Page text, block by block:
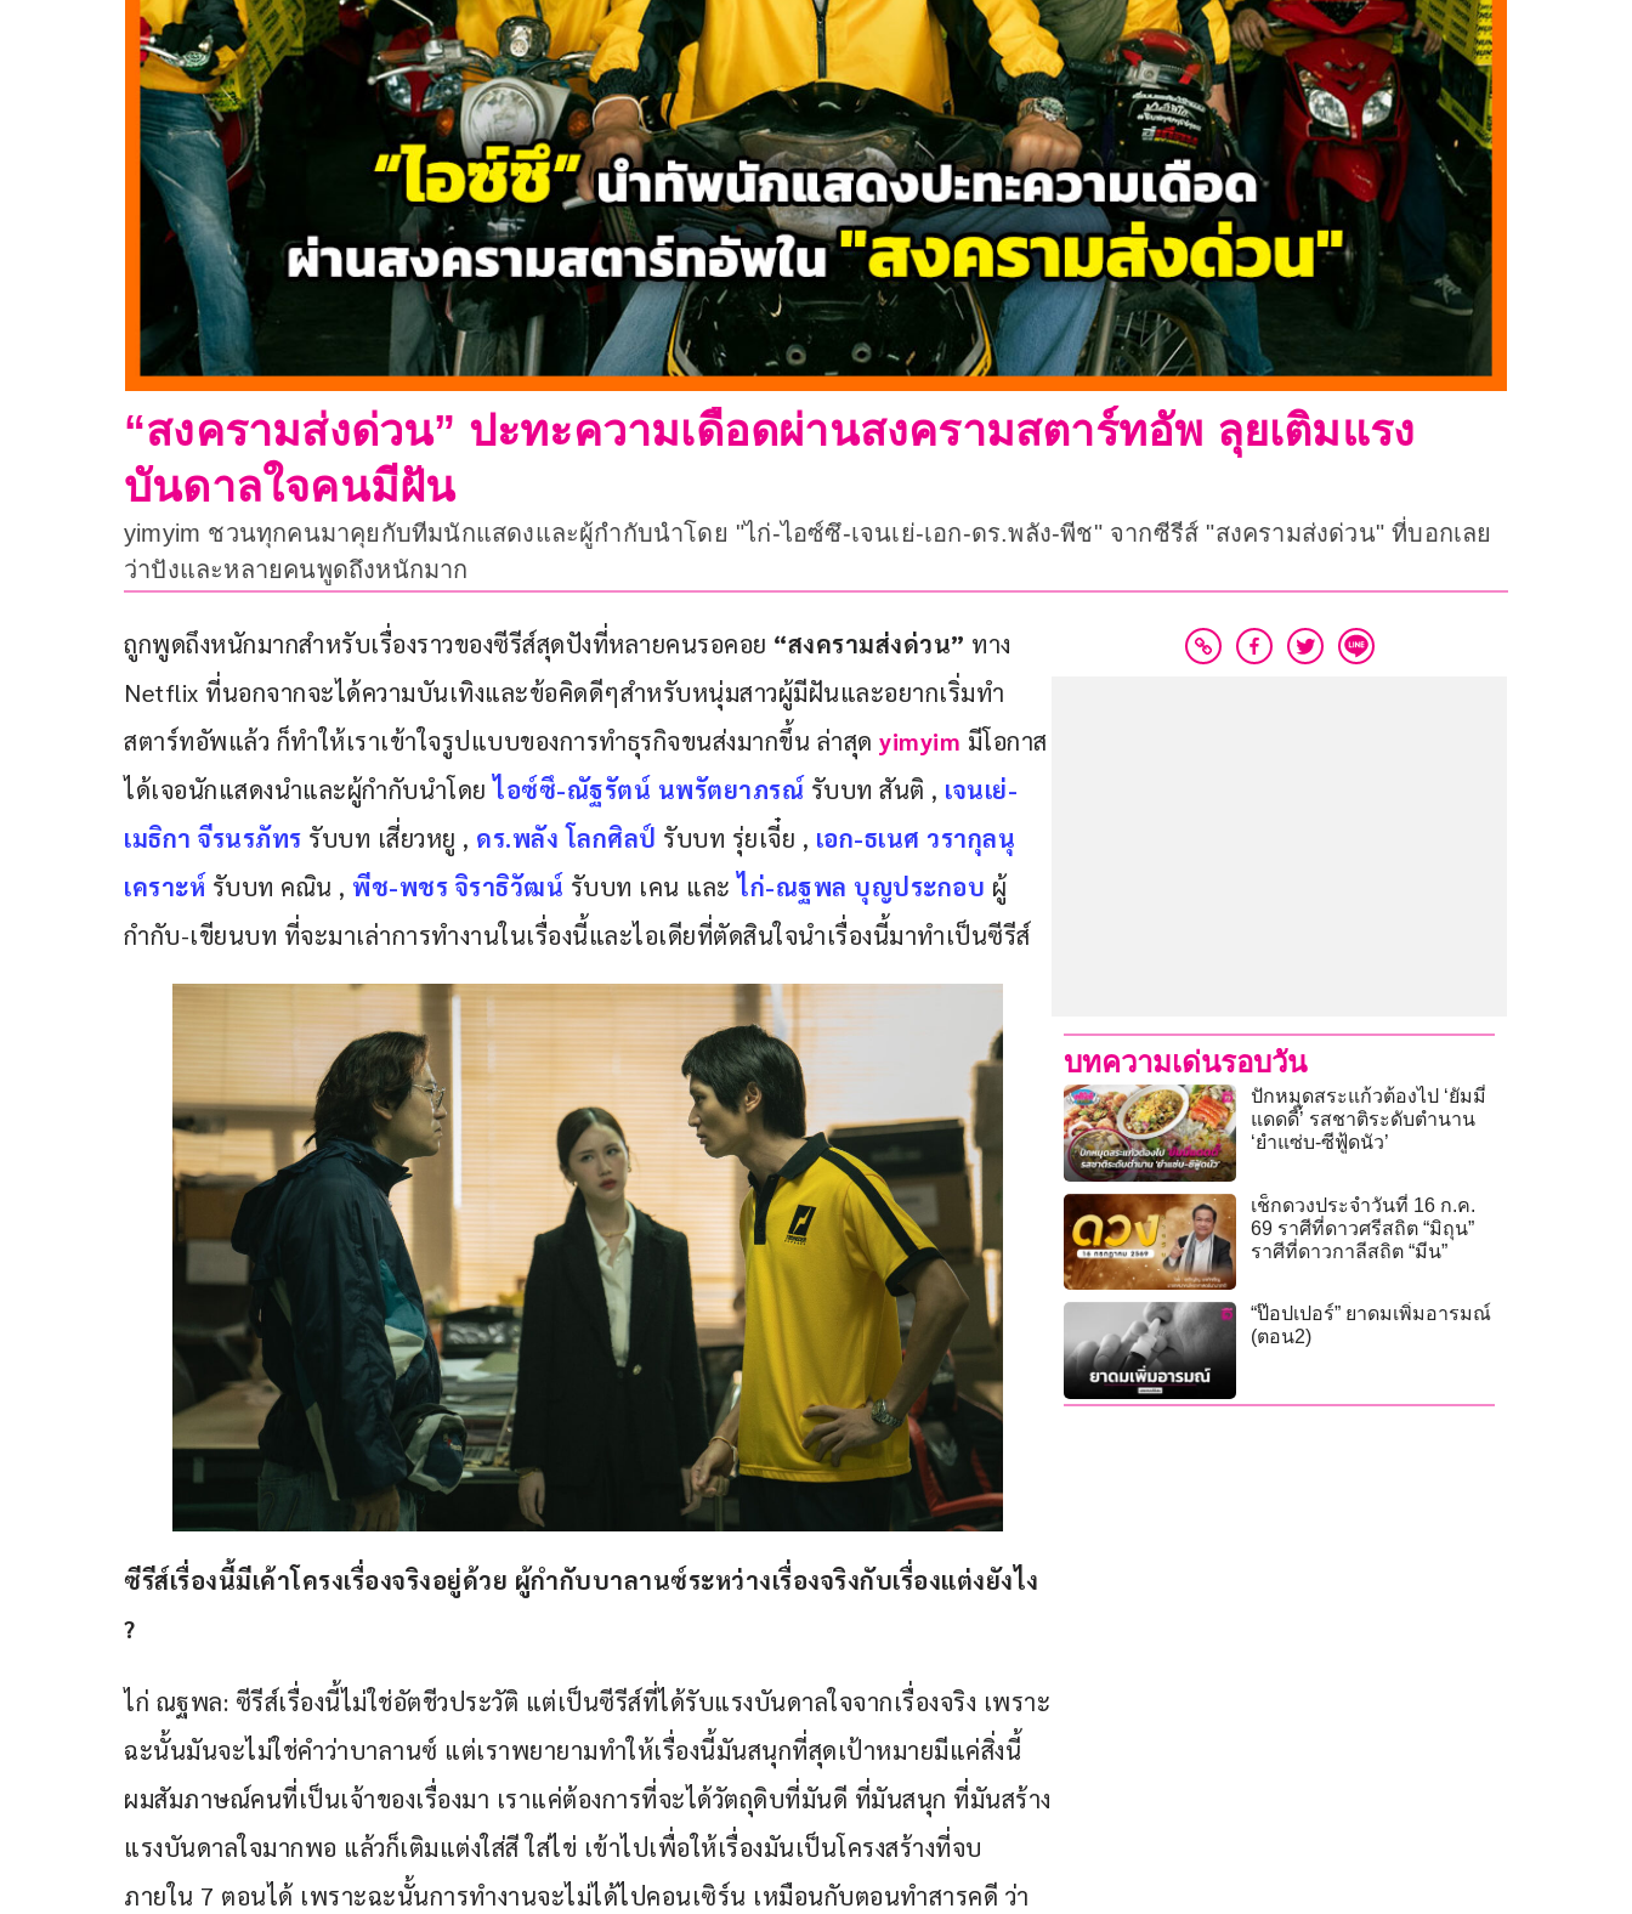
“สงครามส่งด่วน” ปะทะความเดือดผ่านสงครามสตาร์ทอัพ ลุยเติมแรง
บันดาลใจคนมีฝัน
yimyim ชวนทุกคนมาคุยกับทีมนักแสดงและผู้กำกับนำโดย "ไก่-ไอซ์ซึ-เจนเย่-เอก-ดร.พลัง-พีช" จากซีรีส์ "สงครามส่งด่วน" ที่บอกเลย
ว่าปังและหลายคนพูดถึงหนักมาก
ถูกพูดถึงหนักมากสำหรับเรื่องราวของซีรีส์สุดปังที่หลายคนรอคอย “สงครามส่งด่วน” ทาง
Netflix ที่นอกจากจะได้ความบันเทิงและข้อคิดดีๆสำหรับหนุ่มสาวผู้มีฝันและอยากเริ่มทำ
สตาร์ทอัพแล้ว ก็ทำให้เราเข้าใจรูปแบบของการทำธุรกิจขนส่งมากขึ้น ล่าสุด yimyim มีโอกาส
ได้เจอนักแสดงนำและผู้กำกับนำโดย ไอซ์ซึ-ณัฐรัตน์ นพรัตยาภรณ์ รับบท สันติ , เจนเย่-
เมธิกา จีรนรภัทร รับบท เสี่ยวหยู , ดร.พลัง โลกศิลป์ รับบท รุ่ยเจี๋ย , เอก-ธเนศ วรากุลนุ
เคราะห์ รับบท คณิน , พีช-พชร จิราธิวัฒน์ รับบท เคน และ ไก่-ณฐพล บุญประกอบ ผู้
กำกับ-เขียนบท ที่จะมาเล่าการทำงานในเรื่องนี้และไอเดียที่ตัดสินใจนำเรื่องนี้มาทำเป็นซีรีส์
ซีรีส์เรื่องนี้มีเค้าโครงเรื่องจริงอยู่ด้วย ผู้กำกับบาลานซ์ระหว่างเรื่องจริงกับเรื่องแต่งยังไง
?
ไก่ ณฐพล: ซีรีส์เรื่องนี้ไม่ใช่อัตชีวประวัติ แต่เป็นซีรีส์ที่ได้รับแรงบันดาลใจจากเรื่องจริง เพราะ
ฉะนั้นมันจะไม่ใช่คำว่าบาลานซ์ แต่เราพยายามทำให้เรื่องนี้มันสนุกที่สุดเป้าหมายมีแค่สิ่งนี้
ผมสัมภาษณ์คนที่เป็นเจ้าของเรื่องมา เราแค่ต้องการที่จะได้วัตถุดิบที่มันดี ที่มันสนุก ที่มันสร้าง
แรงบันดาลใจมากพอ แล้วก็เติมแต่งใส่สี ใส่ไข่ เข้าไปเพื่อให้เรื่องมันเป็นโครงสร้างที่จบ
ภายใน 7 ตอนได้ เพราะฉะนั้นการทำงานจะไม่ได้ไปคอนเซิร์น เหมือนกับตอนทำสารคดี ว่า
บทความเด่นรอบวัน
ปักหมุดสระแก้วต้องไป ‘ยัมมี่
แดดดี๊’ รสชาติระดับตำนาน
‘ยำแซ่บ-ซีฟู้ดนัว’
เช็กดวงประจำวันที่ 16 ก.ค.
69 ราศีที่ดาวศรีสถิต “มิถุน”
ราศีที่ดาวกาลีสถิต “มีน”
“ป๊อปเปอร์” ยาดมเพิ่มอารมณ์
(ตอน2)